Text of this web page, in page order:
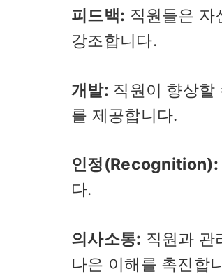
피드백: 직원들은 자
강조합니다.
개발: 직원이 향상할
를 제공합니다.
인정(Recognition):
다.
의사소통: 직원과 관
나은 이해를 촉진합